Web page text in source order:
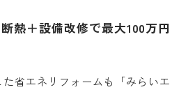
断熱＋設備改修で最大100万円
省エネリフォームも「みらいエ